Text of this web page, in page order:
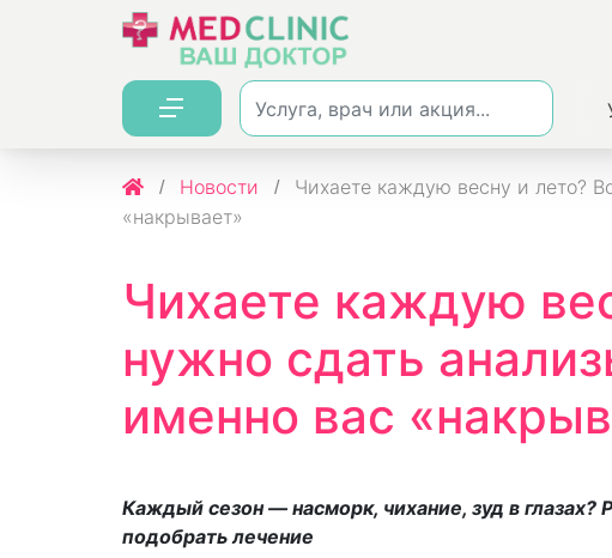
Новости
Чихаете каждую весну и лето?
«накрывает»
Чихаете каждую
нужно сдать
именно вас
Каждый сезон — насморк, чихание, зуд в глазах?
подобрать лечение